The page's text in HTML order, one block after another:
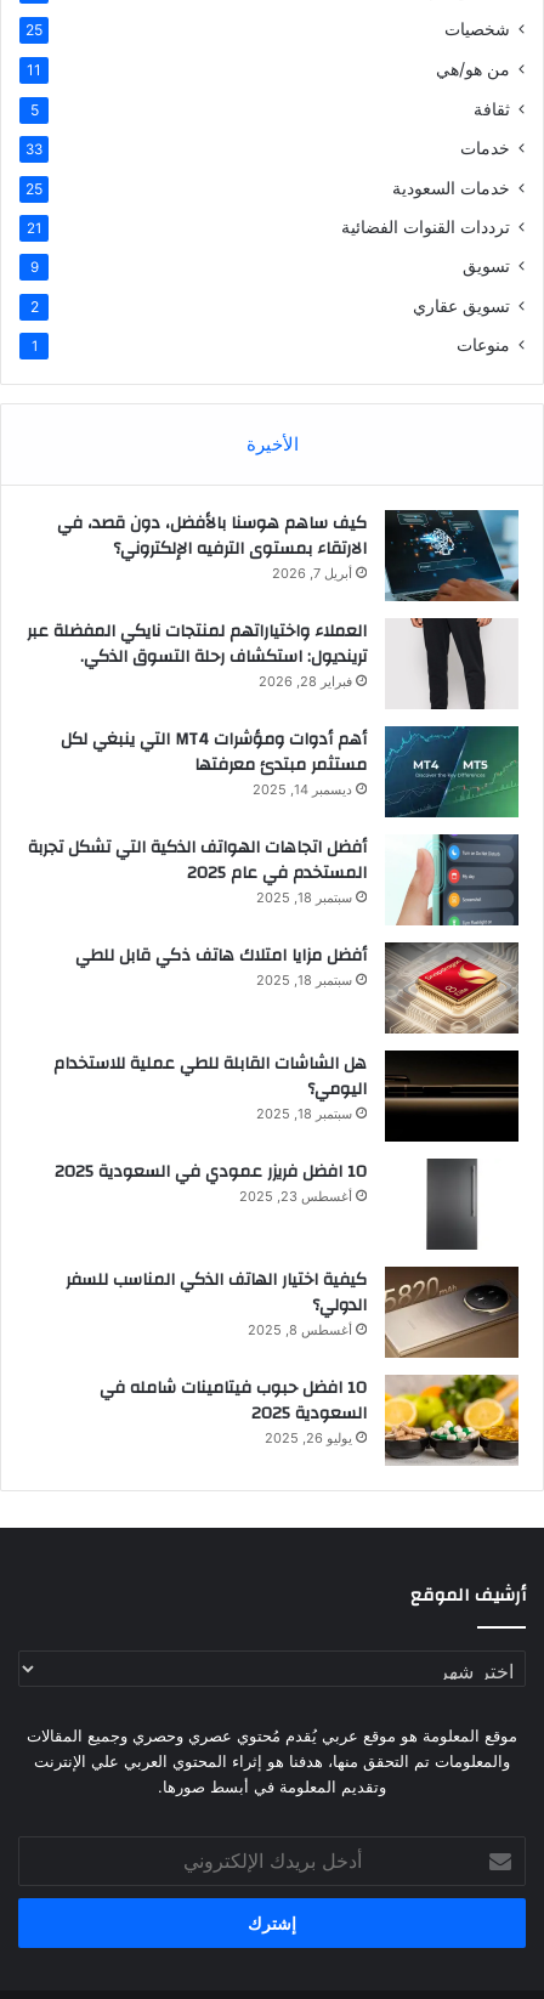
شخصيات 25
من هو/هي 11
ثقافة 5
خدمات 33
خدمات السعودية 25
ترددات القنوات الفضائية 21
تسويق 9
تسويق عقاري 2
منوعات 1
الأخيرة
كيف ساهم هوسنا بالأفضل، دون قصد، في
الارتقاء بمستوى الترفيه الإلكتروني؟
أبريل 7, 2026
العملاء واختياراتهم لمنتجات نايكي المفضلة عبر
ترينديول: استكشاف رحلة التسوق الذكي.
فبراير 28, 2026
أهم أدوات ومؤشرات MT4 التي ينبغي لكل
مستثمر مبتدئ معرفتها
ديسمبر 14, 2025
أفضل اتجاهات الهواتف الذكية التي تشكل تجربة
المستخدم في عام 2025
سبتمبر 18, 2025
أفضل مزايا امتلاك هاتف ذكي قابل للطي
سبتمبر 18, 2025
هل الشاشات القابلة للطي عملية للاستخدام
اليومي؟
سبتمبر 18, 2025
10 افضل فريزر عمودي​ في السعودية​ 2025
أغسطس 23, 2025
كيفية اختيار الهاتف الذكي المناسب للسفر
الدولي؟
أغسطس 8, 2025
10 افضل حبوب فيتامينات شامله​ في
السعودية 2025
يوليو 26, 2025
أرشيف الموقع
أرشيف
موقع المعلومة هو موقع عربي يُقدم مُحتوي عصري وحصري وجميع المقالات
والمعلومات تم التحقق منها، هدفنا هو إثراء المحتوي العربي علي الإنترنت
وتقديم المعلومة في أبسط صورها.
بريدك
الإلكتروني